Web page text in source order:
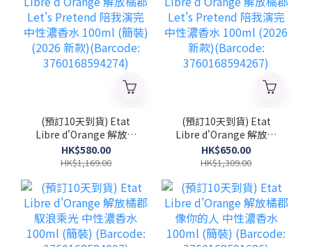
(預訂10天到貨) Etat
Libre d'Orange 解放橘
郡 Let's Pretend 陪我演
完 中性濃香水 100ml (簡
(Barcode:
3760168594274)
HK$580.00
HK$1,169.00
(預訂10天到貨) Etat
Libre d'Orange 解放橘
郡 Let's Pretend 陪我演
完 中性濃香水 100ml
3760168594267)
HK$650.00
HK$1,309.00